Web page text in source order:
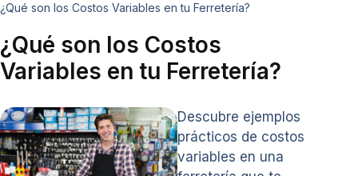
¿Qué son los Costos Variables en tu Ferretería?
¿Qué son los Costos
Variables en tu Ferretería?
Descubre ejemplos
prácticos de costos
variables en una